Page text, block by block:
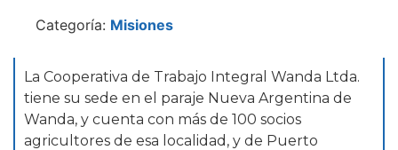
Categoría: Misiones
La Cooperativa de Trabajo Integral Wanda Ltda.
tiene su sede en el paraje Nueva Argentina de
Wanda, y cuenta con más de 100 socios
agricultores de esa localidad, y de Puerto